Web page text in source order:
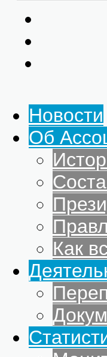
Новости
Об
Как